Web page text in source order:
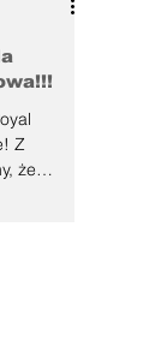
Z
że